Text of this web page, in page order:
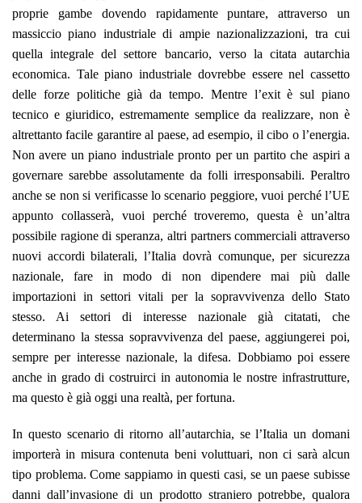
proprie gambe dovendo rapidamente puntare, attraverso un
massiccio piano industriale di ampie nazionalizzazioni, tra cui
quella integrale del settore bancario, verso la citata autarchia
economica. Tale piano industriale dovrebbe essere nel cassetto
delle forze politiche già da tempo. Mentre l’exit è sul piano
tecnico e giuridico, estremamente semplice da realizzare, non è
altrettanto facile garantire al paese, ad esempio, il cibo o l’energia.
Non avere un piano industriale pronto per un partito che aspiri a
governare sarebbe assolutamente da folli irresponsabili. Peraltro
anche se non si verificasse lo scenario peggiore, vuoi perché l’UE
appunto collasserà, vuoi perché troveremo, questa è un’altra
possibile ragione di speranza, altri partners commerciali attraverso
nuovi accordi bilaterali, l’Italia dovrà comunque, per sicurezza
nazionale, fare in modo di non dipendere mai più dalle
importazioni in settori vitali per la sopravvivenza dello Stato
stesso. Ai settori di interesse nazionale già citatati, che
determinano la stessa sopravvivenza del paese, aggiungerei poi,
sempre per interesse nazionale, la difesa. Dobbiamo poi essere
anche in grado di costruirci in autonomia le nostre infrastrutture,
ma questo è già oggi una realtà, per fortuna.
In questo scenario di ritorno all’autarchia, se l’Italia un domani
importerà in misura contenuta beni voluttuari, non ci sarà alcun
tipo problema. Come sappiamo in questi casi, se un paese subisse
danni dall’invasione di un prodotto straniero potrebbe, qualora